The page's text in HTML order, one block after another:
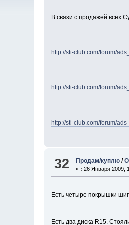
В связи с продажей всех
http://sti-club.com/forum/
http://sti-club.com/forum/
http://sti-club.com/forum/
32 Продам/куплю /
« : 26 Января 2009,
Есть четыре покрышки
Есть два диска R15.